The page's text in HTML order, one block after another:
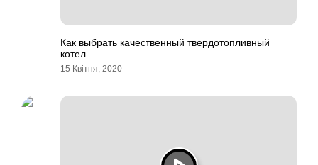
Как выбрать качественный твердотопливный
котел
15 Квітня, 2020